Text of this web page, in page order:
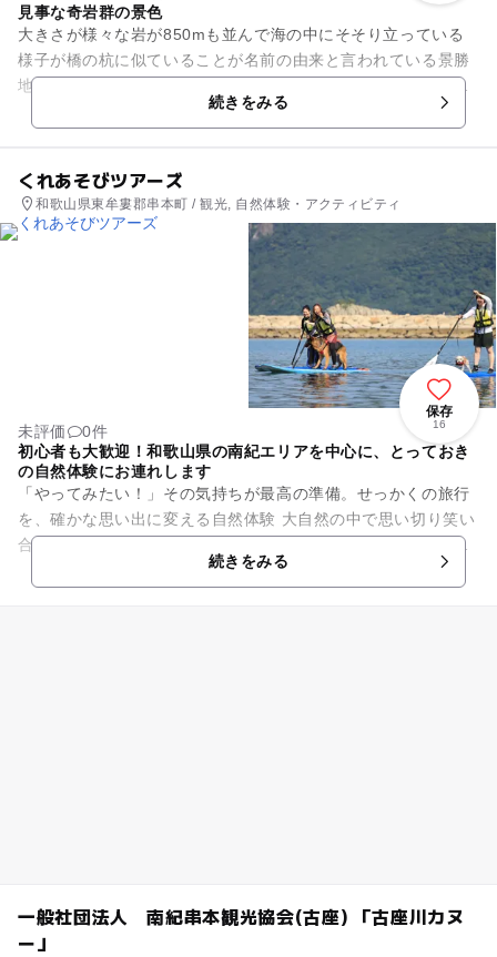
見事な奇岩群の景色
大きさが様々な岩が850mも並んで海の中にそそり立っている
様子が橋の杭に似ていることが名前の由来と言われている景勝
地です。弘法大師と天邪鬼が一晩で建てたという伝説も残って
います。国の手名勝天然記...続きをみる
くれあそびツアーズ
和歌山県東牟婁郡串本町 / 観光, 自然体験・アクティビティ
保存
16
未評価
0件
初心者も大歓迎！和歌山県の南紀エリアを中心に、とっておき
の自然体験にお連れします
「やってみたい！」その気持ちが最高の準備。せっかくの旅行
を、確かな思い出に変える自然体験 大自然の中で思い切り笑い
合いたい！そのワクワクだけを持って遊びに来てください。
続きをみる
一般社団法人 南紀串本観光協会(古座) 「古座川カヌ
ー」